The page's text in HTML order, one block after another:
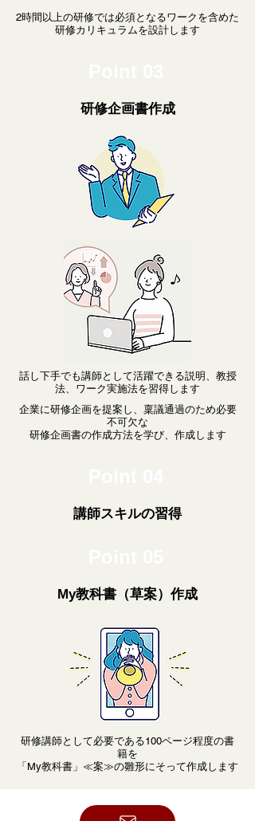
2時間以上の研修では必須となるワークを含めた
研修カリキュラムを設計します
​研修企画書作成
話し下手でも講師として活躍できる説明、教授
法、ワーク実施法を習得します
企業に研修企画を提案し、稟議通過のため必要
不可欠な
研修企画書の作成方法を学び、作成します
​講師スキルの習得
My教科書（草案）作成
研修講師として必要である100ページ程度の書
籍を
「My教科書」≪案≫の雛形にそって作成します